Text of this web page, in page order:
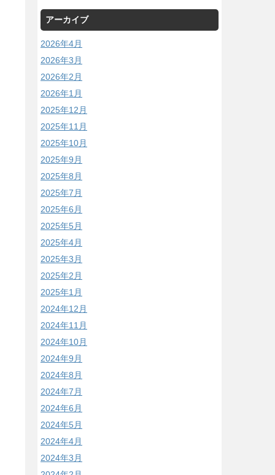
アーカイブ
2026年4月
2026年3月
2026年2月
2026年1月
2025年12月
2025年11月
2025年10月
2025年9月
2025年8月
2025年7月
2025年6月
2025年5月
2025年4月
2025年3月
2025年2月
2025年1月
2024年12月
2024年11月
2024年10月
2024年9月
2024年8月
2024年7月
2024年6月
2024年5月
2024年4月
2024年3月